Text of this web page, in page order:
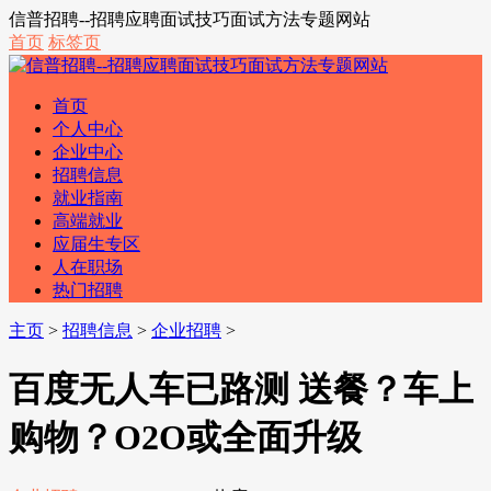
信普招聘--招聘应聘面试技巧面试方法专题网站
首页 标签页
首页
个人中心
企业中心
招聘信息
就业指南
高端就业
应届生专区
人在职场
热门招聘
主页 > 招聘信息 > 企业招聘 >
百度无人车已路测 送餐？车上
购物？O2O或全面升级